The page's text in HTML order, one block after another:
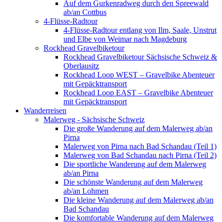
Auf dem Gurkenradweg durch den Spreewald
ab/an Cottbus
4-Flüsse-Radtour
4-Flüsse-Radtour entlang von Ilm, Saale, Unstrut
und Elbe von Weimar nach Magdeburg
Rockhead Gravelbiketour
Rockhead Gravelbiketour Sächsische Schweiz &
Oberlausitz
Rockhead Loop WEST – Gravelbike Abenteuer
mit Gepäcktransport
Rockhead Loop EAST – Gravelbike Abenteuer
mit Gepäcktransport
Wanderreisen
Malerweg - Sächsische Schweiz
Die große Wanderung auf dem Malerweg ab/an
Pirna
Malerweg von Pirna nach Bad Schandau (Teil 1)
Malerweg von Bad Schandau nach Pirna (Teil 2)
Die sportliche Wanderung auf dem Malerweg
ab/an Pirna
Die schönste Wanderung auf dem Malerweg
ab/an Lohmen
Die kleine Wanderung auf dem Malerweg ab/an
Bad Schandau
Die komfortable Wanderung auf dem Malerweg